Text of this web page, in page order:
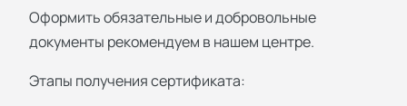
Оформить обязательные и добровольные
документы рекомендуем в нашем центре.
Этапы получения сертификата: